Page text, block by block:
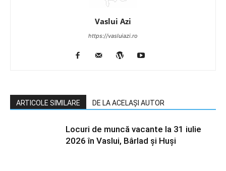
Vaslui Azi
https://vasluiazi.ro
ARTICOLE SIMILARE DE LA ACELAȘI AUTOR
Locuri de muncă vacante la 31 iulie
2026 în Vaslui, Bârlad și Huși